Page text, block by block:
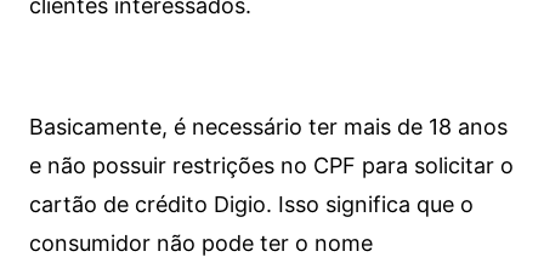
clientes interessados.
Basicamente, é necessário ter mais de 18 anos
e não possuir restrições no CPF para solicitar o
cartão de crédito Digio. Isso significa que o
consumidor não pode ter o nome